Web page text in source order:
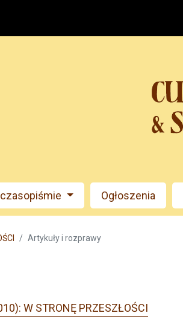
czasopiśmie Ogłoszenia
Artykuły i rozprawy
W STRONĘ PRZESZŁOŚCI